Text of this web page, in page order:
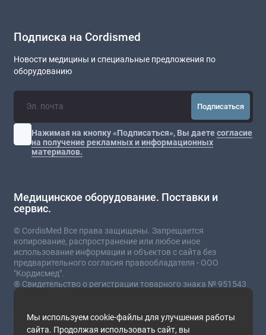
Мы используем cookie-файлы для улучшения работы
сайта. Продолжая использовать сайт, вы
Подписка на Cordismed
Новости медицины и специальные предложения по
оборудованию
Подписаться
Нажимая на кнопку «Подписаться», Вы даетесогласие
на получение рекламных и информационных
материалов.
Медицинское оборудование. Поставки и
сервис.
© CordisMed Все права защищены. Запрещается
копирование, распространение или любое иное
использование информации и объектов с сайта без
предварительного согласия правообладателя - ООО
"Кордисмед".
® Свидетельство о регистрации товарного знака № 951543
от 03.07.2023
* Сайт носит информационный характер и не
является публичной офертой.